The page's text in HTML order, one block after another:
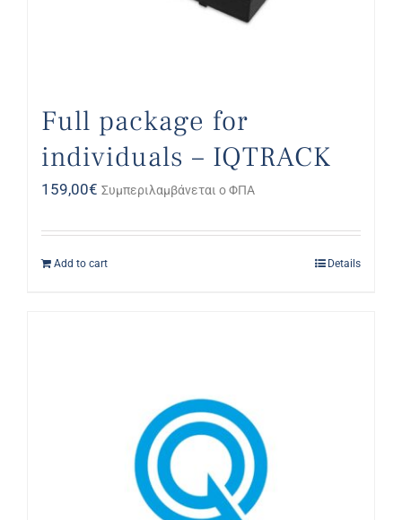
Full package for
individuals – IQTRACK
159,00€ Συμπεριλαμβάνεται ο ΦΠΑ
Add to cart Details